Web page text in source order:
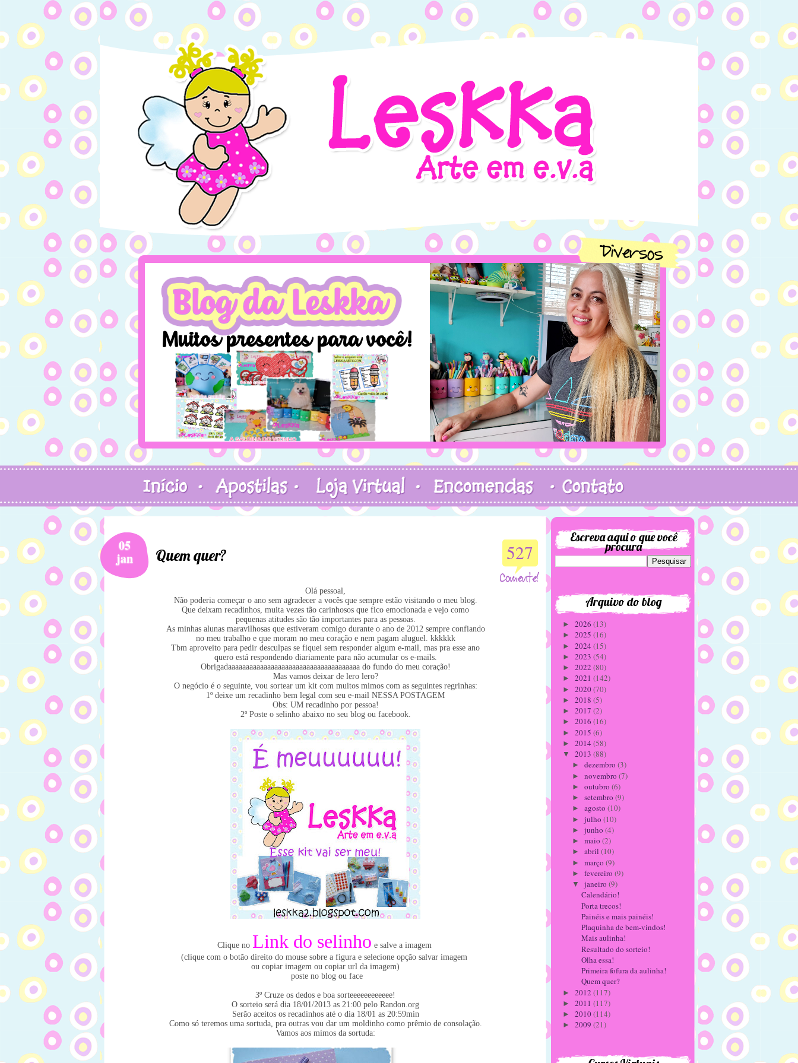
05
jan 527
Quem quer?
Olá pessoal,
Não poderia começar o ano sem agradecer a vocês que sempre estão visitando o meu blog.
Que deixam recadinhos, muita vezes tão carinhosos que fico emocionada e vejo como
pequenas atitudes são tão importantes para as pessoas.
As minhas alunas maravilhosas que estiveram comigo durante o ano de 2012 sempre confiando
no meu trabalho e que moram no meu coração e nem pagam aluguel. kkkkkk
Tbm aproveito para pedir desculpas se fiquei sem responder algum e-mail, mas pra esse ano
quero está respondendo diariamente para não acumular os e-mails.
Obrigadaaaaaaaaaaaaaaaaaaaaaaaaaaaaaaaaaaaaa do fundo do meu coração!
Mas vamos deixar de lero lero?
O negócio é o seguinte, vou sortear um kit com muitos mimos com as seguintes regrinhas:
1º deixe um recadinho bem legal com seu e-mail NESSA POSTAGEM
Obs: UM recadinho por pessoa!
2º Poste o selinho abaixo no seu blog ou facebook.
Clique no Link do selinho e salve a imagem
(clique com o botão direito do mouse sobre a figura e selecione opção salvar imagem
ou copiar imagem ou copiar url da imagem)
poste no blog ou face
3º Cruze os dedos e boa sorteeeeeeeeeeee!
O sorteio será dia 18/01/2013 as 21:00 pelo Randon.org
Serão aceitos os recadinhos até o dia 18/01 as 20:59min
Como só teremos uma sortuda, pra outras vou dar um moldinho como prêmio de consolação.
Vamos aos mimos da sortuda:
Escreva aqui o que você
procura
Arquivo do blog
► 2026 (13)
► 2025 (16)
► 2024 (15)
► 2023 (54)
► 2022 (80)
► 2021 (142)
► 2020(70)
► 2018 (5)
► 2017 (2)
► 2016 (16)
► 2015 (6)
► 2014 (58)
▼ 2013 (88)
► dezembro (3)
► novembro (7)
► outubro (6)
► setembro (9)
► agosto (10)
► julho (10)
► junho (4)
► maio (2)
► abril (10)
► março (9)
► fevereiro (9)
▼ janeiro (9)
Calendário!
Porta trecos!
Painéis e mais painéis!
Plaquinha de bem-vindos!
Mais aulinha!
Resultado do sorteio!
Olha essa!
Primeira fofura da aulinha!
Quem quer?
► 2012 (117)
► 2011 (117)
► 2010(114)
► 2009 (21)